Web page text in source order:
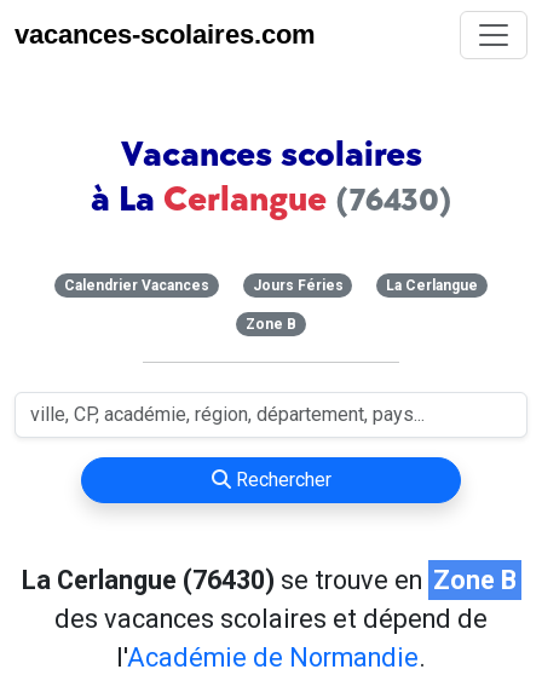
vacances-scolaires.com
Vacances scolaires
à La Cerlangue (76430)
Calendrier Vacances Jours Féries La Cerlangue
Zone B
Rechercher
La Cerlangue (76430) se trouve en Zone B
des vacances scolaires et dépend de
l'Académie de Normandie.